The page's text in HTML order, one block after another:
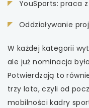
YouSports: praca z
Oddziaływanie
W każdej kategorii
ale już nominacja
Potwierdzają to
trzy lata, czyli od
mobilności kadry